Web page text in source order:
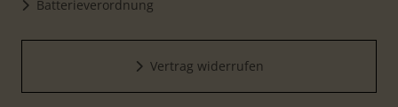
Batterieverordnung
Vertrag widerrufen